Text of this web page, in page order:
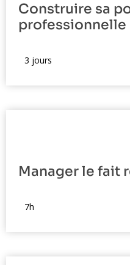
Construire sa
professionnelle
3 jours
Manager le fait
7h